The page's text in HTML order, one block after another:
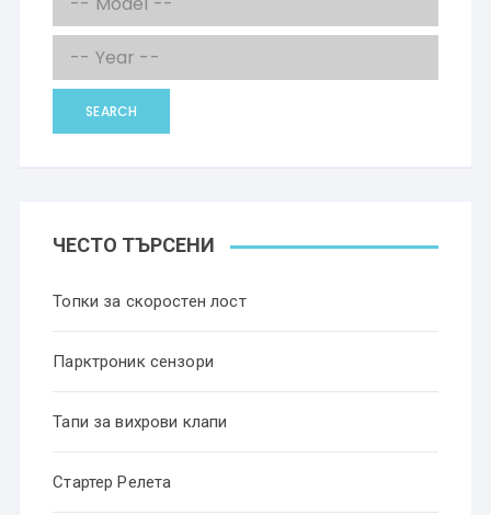
SEARCH
ЧЕСТО ТЪРСЕНИ
Топки за скоростен лост
Парктроник сензори
Тапи за вихрови клапи
Стартер Релета